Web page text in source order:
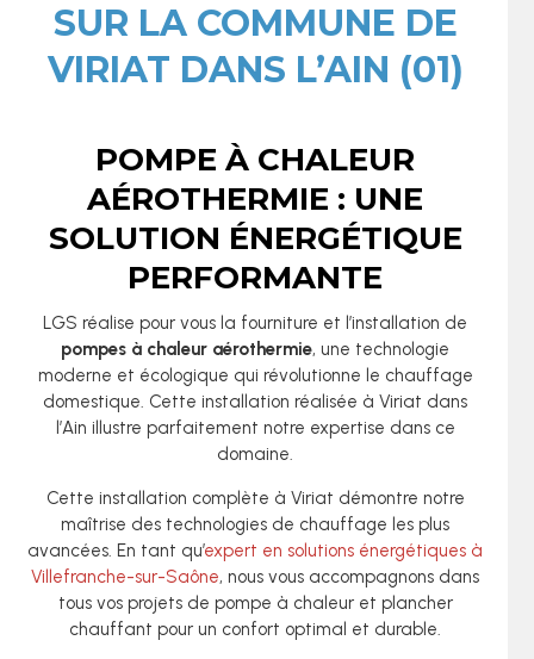
SUR LA COMMUNE DE
VIRIAT DANS L’AIN (01)
POMPE À CHALEUR
AÉROTHERMIE : UNE
SOLUTION ÉNERGÉTIQUE
PERFORMANTE
LGS réalise pour vous la fourniture et l’installation de
pompes à chaleur aérothermie, une technologie
moderne et écologique qui révolutionne le chauffage
domestique. Cette installation réalisée à Viriat dans
l’Ain illustre parfaitement notre expertise dans ce
domaine.
Cette installation complète à Viriat démontre notre
maîtrise des technologies de chauffage les plus
avancées. En tant qu’expert en solutions énergétiques à
Villefranche-sur-Saône, nous vous accompagnons dans
tous vos projets de pompe à chaleur et plancher
chauffant pour un confort optimal et durable.